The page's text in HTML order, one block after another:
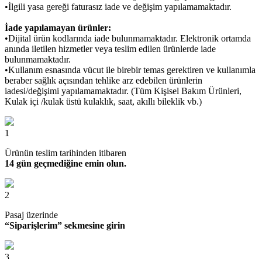
•İlgili yasa gereği faturasız iade ve değişim yapılamamaktadır.
İade yapılamayan ürünler:
•Dijital ürün kodlarında iade bulunmamaktadır. Elektronik ortamda
anında iletilen hizmetler veya teslim edilen ürünlerde iade
bulunmamaktadır.
•Kullanım esnasında vücut ile birebir temas gerektiren ve kullanımla
beraber sağlık açısından tehlike arz edebilen ürünlerin
iadesi/değişimi yapılamamaktadır. (Tüm Kişisel Bakım Ürünleri,
Kulak içi /kulak üstü kulaklık, saat, akıllı bileklik vb.)
1
Ürünün teslim tarihinden itibaren
14 gün geçmediğine emin olun.
2
Pasaj üzerinde
“Siparişlerim” sekmesine girin